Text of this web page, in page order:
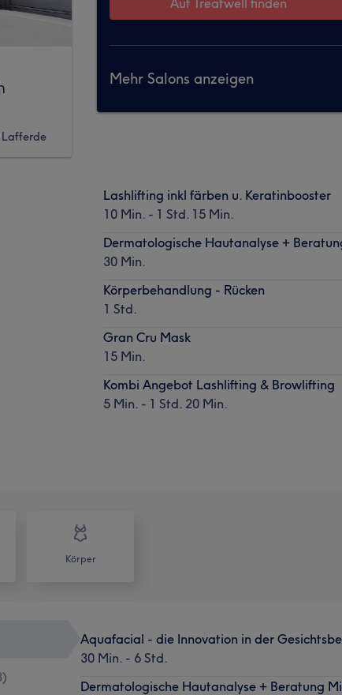
Lafferde
Mehr Salons anzeigen
Lashlifting inkl färben u. Keratinbooster
10 Min. - 1 Std. 15 Min.
Dermatologische Hautanalyse +
30 Min.
Körperbehandlung - Rücken
1 Std.
Gran Cru Mask
15 Min.
Kombi Angebot Lashlifting & Browlifting
5 Min. - 1 Std. 20 Min.
Körper
)
Aquafacial - die Innovation in der
30 Min. - 6 Std.
Dermatologische Hautanalyse + Beratung